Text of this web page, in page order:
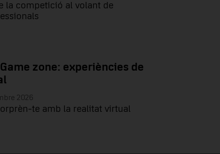
la competició al volant de
zone: experiències de
2026
te amb la realitat virtual